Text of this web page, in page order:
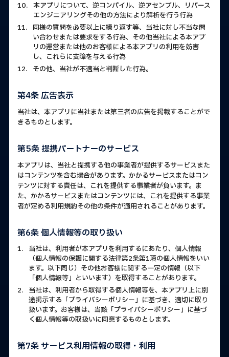
10. 本アプリについて、逆コンパイル、逆アセンブル、リバース
エンジニアリングその他の方法により解析を行う行為
11. 同様の質問を必要以上に繰り返す等、当社に対し不当な問
い合わせまたは要求をする行為、その他当社による本アプ
リの運営または他のお客様による本アプリの利用を妨害
し、これらに支障を与える行為
12. その他、当社が不適当と判断した行為。
第4条 広告表示
当社は、本アプリに当社または第三者の広告を掲載することがで
きるものとします。
第5条 提携パートナーのサービス
本アプリは、当社と提携する他の事業者が提供するサービスまた
はコンテンツを含む場合があります。かかるサービスまたはコン
テンツに対する責任は、これを提供する事業者が負います。ま
た、かかるサービスまたはコンテンツには、これを提供する事業
者が定める利用規約その他の条件が適用されることがあります。
第6条 個人情報等の取り扱い
1. 当社は、利用者が本アプリを利用するにあたり、個人情報
（個人情報の保護に関する法律第2条第1項の個人情報をいい
ます。以下同じ）その他お客様に関する一定の情報（以下
「個人情報等」といいます）を取得することがあります。
2. 当社は、利用者から取得する個人情報等を、本アプリ上に別
途掲示する「プライバシーポリシー」に基づき、適切に取り
扱います。お客様は、当該「プライバシーポリシー」に基づ
く個人情報等の取扱いに同意するものとします。
第7条 サービス利用情報の取得・利用